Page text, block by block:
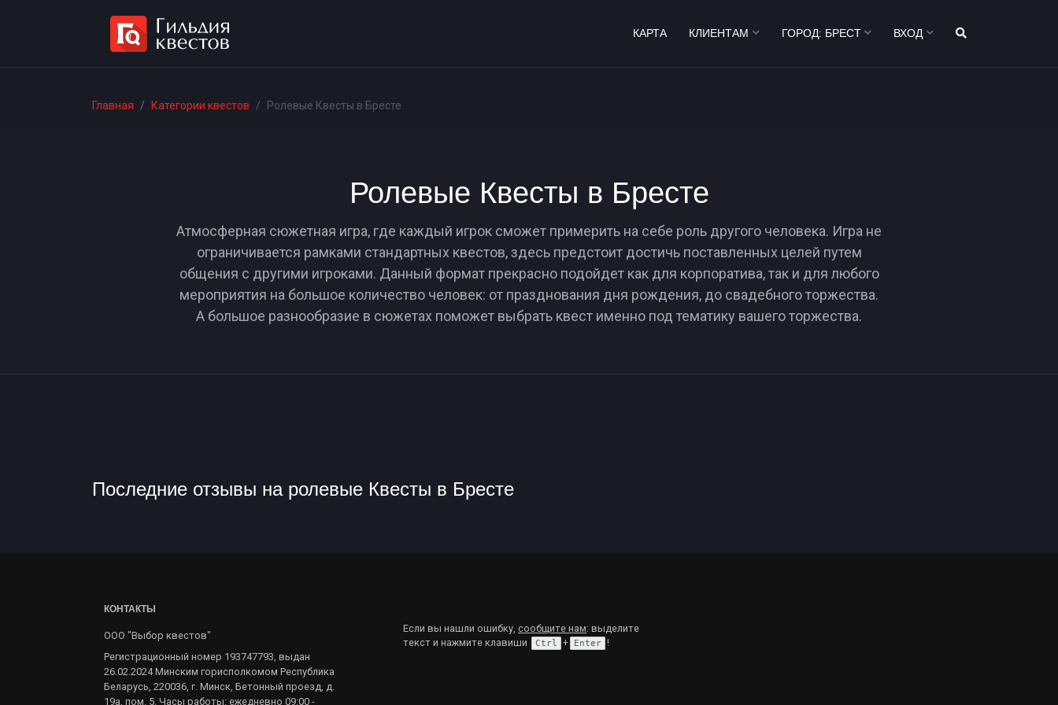
КАРТА КЛИЕНТАМ ГОРОД: БРЕСТ ВХОД
Главная Категории квестов Ролевые Квесты в Бресте
Ролевые Квесты в Бресте
Атмосферная сюжетная игра, где каждый игрок сможет примерить на себе роль другого человека. Игра не
ограничивается рамками стандартных квестов, здесь предстоит достичь поставленных целей путем
общения с другими игроками. Данный формат прекрасно подойдет как для корпоратива, так и для любого
мероприятия на большое количество человек: от празднования дня рождения, до свадебного торжества.
А большое разнообразие в сюжетах поможет выбрать квест именно под тематику вашего торжества.
Последние отзывы на ролевые Квесты в Бресте
КОНТАКТЫ
ООО "Выбор квестов"
Регистрационный номер 193747793, выдан
26.02.2024 Минским горисполкомом Республика
Беларусь, 220036, г. Минск, Бетонный проезд, д.
19а, пом. 5. Часы работы: ежедневно 09:00 -
Если вы нашли ошибку, сообщите нам: выделите
текст и нажмите клавиши
Ctrl + Enter !